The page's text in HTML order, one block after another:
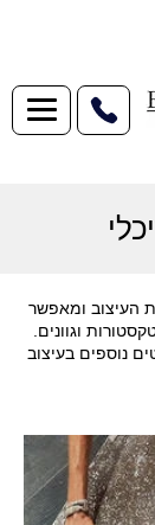
העיצוב ומאפשר
וגוונים.
נוספים בעיצוב